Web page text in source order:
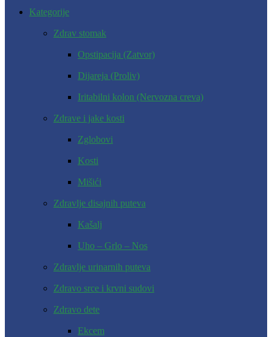
Kategorije
Zdrav stomak
Opstipacija (Zatvor)
Dijareja (Proliv)
Iritabilni kolon (Nervozna creva)
Zdrave i jake kosti
Zglobovi
Kosti
Mišići
Zdravlje disajnih puteva
Kašalj
Uho – Grlo – Nos
Zdravlje urinarnih puteva
Zdravo srce i krvni sudovi
Zdravo dete
Ekcem